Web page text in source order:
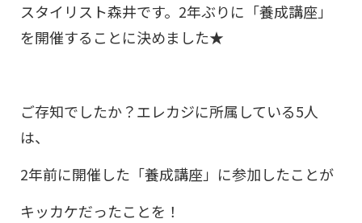
スタイリスト森井です。2年ぶりに「養成講座」
を開催することに決めました★
ご存知でしたか？エレカジに所属している5人
は、
2年前に開催した「養成講座」に参加したことが
キッカケだったことを！